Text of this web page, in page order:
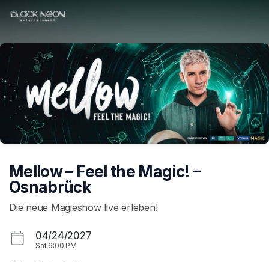
Mellow – Feel the Magic! –
Osnabrück
Die neue Magieshow live erleben!
04/24/2027
Sat 6:00 PM